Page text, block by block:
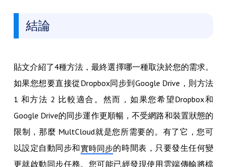
結論
貼文介紹了4種方法，最終選擇哪一種取決於您的需求。
如果您想要直接從Dropbox同步到Google Drive，則方法
1 和方法 2 比較適合。然而，如果您希望Dropbox和
Google Drive的同步運作更順暢，不受網路和裝置狀態的
限制，那麼 MultCloud就是您所需要的。有了它，您可
以設定自動同步和實時同步的時間表，只要發生任何變
更就啟動同步任務。您可能已經發現使用雲端傳輸將檔